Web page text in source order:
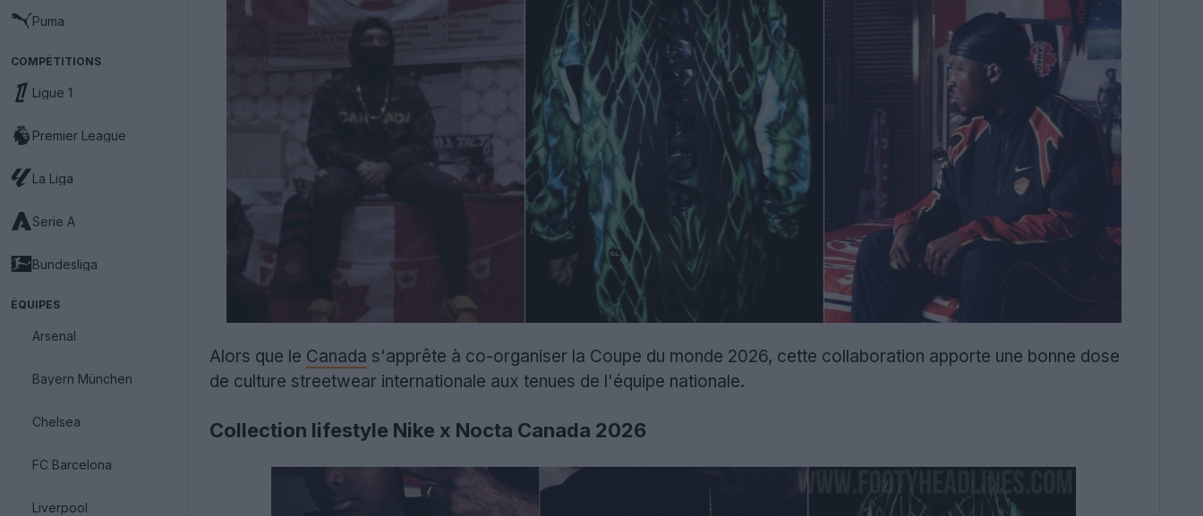
Puma
COMPÉTITIONS
Ligue 1
Premier League
La Liga
Serie A
Bundesliga
ÉQUIPES
Arsenal
Bayern München
Chelsea
FC Barcelona
Liverpool
Alors que le Canada s'apprête à co-organiser la Coupe du monde 2026, cette collaboration apporte une bonne dose
de culture streetwear internationale aux tenues de l'équipe nationale.
Collection lifestyle Nike x Nocta Canada 2026